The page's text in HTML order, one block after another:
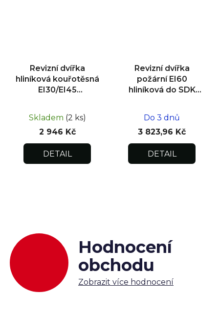
Revizní dvířka
hliníková kouřotěsná
EI30/EI45
Skladem (2 ks)
2 946 Kč
DETAIL
Revizní dvířka
požární EI60
hliníková do SDK
Do 3 dnů
3 823,96 Kč
DETAIL
Hodnocení
obchodu
Zobrazit více hodnocení